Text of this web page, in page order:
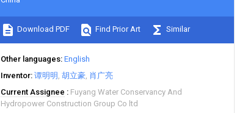
Download PDF Find Prior Art Similar
Other languages English
Inventor 谭明明 胡立豪 肖广亮
Current Assignee
Fuyang Water Conservancy And
Hydropower Construction Group Co ltd